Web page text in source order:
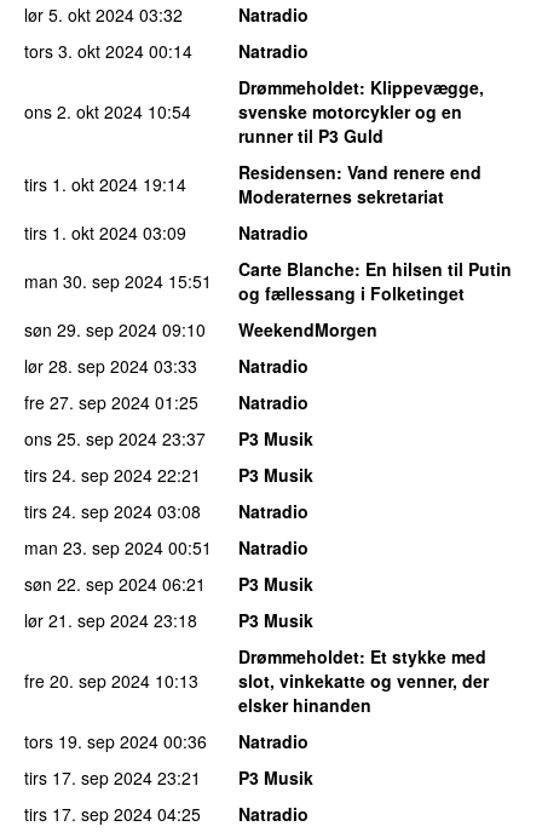
lør 5. okt 2024 03:32
Natradio
tors 3. okt 2024 00:14 Natradio
ons 2. okt 2024 10:54
Drømmeholdet: Klippevægge,
svenske motorcykler og en
runner til P3 Guld
tirs 1. okt 2024 19:14 Residensen: Vand renere end
Moderaternes sekretariat
tirs 1. okt 2024 03:09
Natradio
man 30. sep 2024 15:51 Carte Blanche: En hilsen til Putin
og fællessang i Folketinget
søn 29. sep 2024 09:10
WeekendMorgen
lør 28. sep 2024 03:33
Natradio
fre 27. sep 2024 01:25
Natradio
ons 25. sep 2024 23:37
P3 Musik
tirs 24. sep 2024 22:21
P3 Musik
tirs 24. sep 2024 03:08
Natradio
man 23. sep 2024 00:51
Natradio
søn 22. sep 2024 06:21
P3 Musik
lør 21. sep 2024 23:18 P3 Musik
fre 20. sep 2024 10:13
Drømmeholdet: Et stykke med
slot, vinkekatte og venner, der
elsker hinanden
tors 19. sep 2024 00:36
Natradio
tirs 17. sep 2024 23:21
P3 Musik
tirs 17. sep 2024 04:25 Natradio